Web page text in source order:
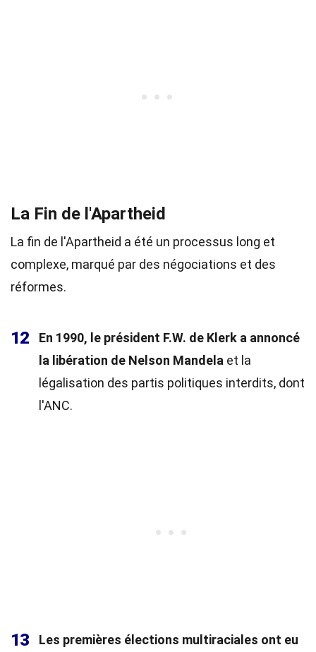
La Fin de l'Apartheid
La fin de l'Apartheid a été un processus long et
complexe, marqué par des négociations et des
réformes.
12
En 1990, le président F.W. de Klerk a annoncé
la libération de Nelson Mandela et la
légalisation des partis politiques interdits, dont
l'ANC.
13
Les premières élections multiraciales ont eu